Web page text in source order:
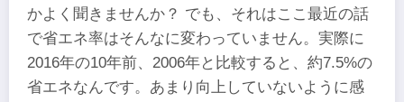
かよく聞きませんか？ でも、それはここ最近の話
で省エネ率はそんなに変わっていません。実際に
2016年の10年前、2006年と比較すると、約7.5%の
省エネなんです。あまり向上していないように感